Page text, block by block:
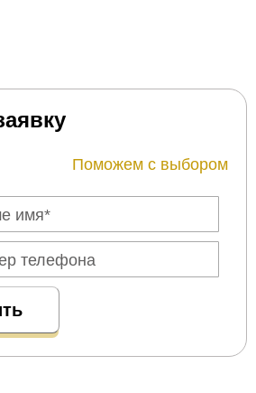
Поможем с выбором